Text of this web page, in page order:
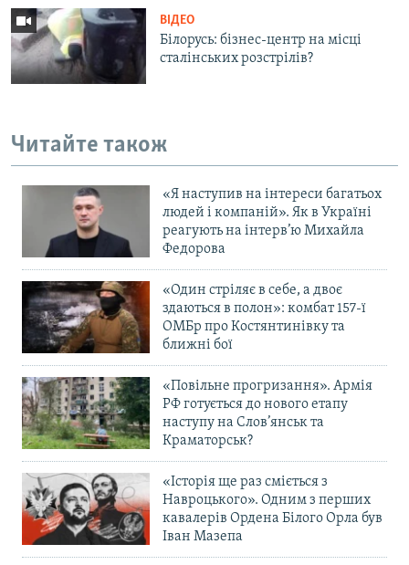
ВІДЕО
Білорусь: бізнес-центр на місці
сталінських розстрілів?
Читайте також
«Я наступив на інтереси багатьох
людей і компаній». Як в Україні
реагують на інтерв’ю Михайла
Федорова
«Один стріляє в себе, а двоє
здаються в полон»: комбат 157-ї
ОМБр про Костянтинівку та
ближні бої
«Повільне прогризання». Армія
РФ готується до нового етапу
наступу на Слов’янськ та
Краматорськ?
«Історія ще раз сміється з
Навроцького». Одним з перших
кавалерів Ордена Білого Орла був
Іван Мазепа